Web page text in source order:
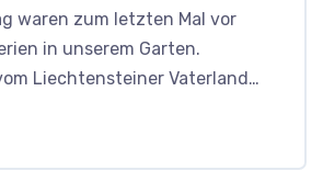
waren zum letzten Mal vor
in unserem Garten.
Liechtensteiner Vaterland…